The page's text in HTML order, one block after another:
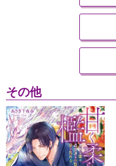
その他